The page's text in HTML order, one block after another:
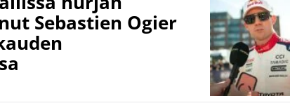
Sebastien Ogier